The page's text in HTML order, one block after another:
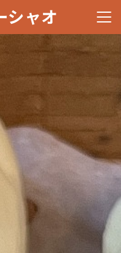
シャオ メニ